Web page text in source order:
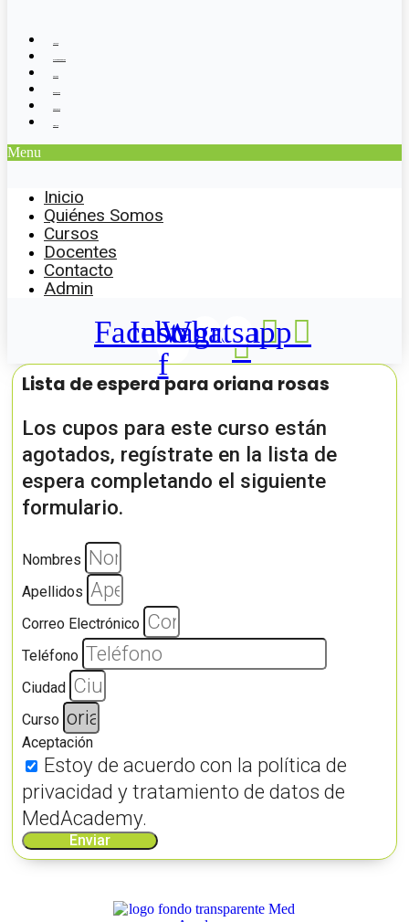
Menu
Inicio
Quiénes Somos
Cursos
Docentes
Contacto
Admin
Facebook-
f
Instagram
Whatsapp
Lista de espera para oriana rosas
Los cupos para este curso están
agotados, regístrate en la lista de
espera completando el siguiente
formulario.
Nombres
Apellidos
Correo Electrónico
Teléfono
Ciudad
Curso
Aceptación
Estoy de acuerdo con la política de
privacidad y tratamiento de datos de
MedAcademy.
Enviar